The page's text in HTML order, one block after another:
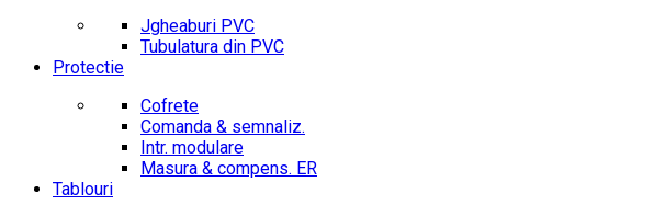
Jgheaburi PVC
Tubulatura din PVC
Protectie
Cofrete
Comanda & semnaliz.
Intr. modulare
Masura & compens. ER
Tablouri